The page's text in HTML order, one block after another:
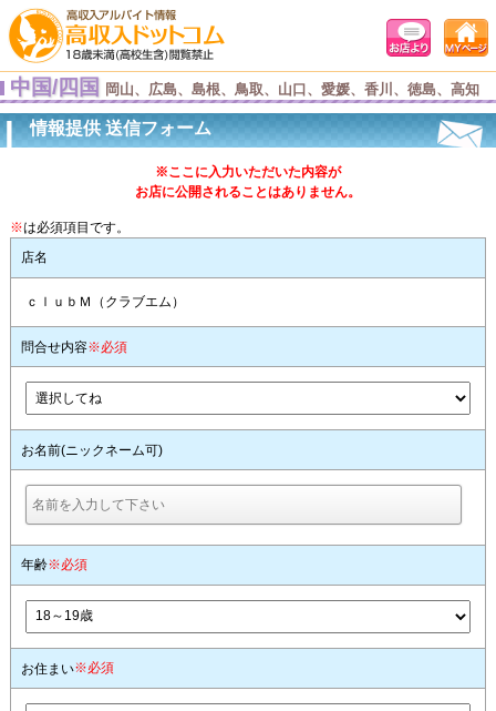
中国/四国 岡山、広島、島根、鳥取、山口、愛媛、香川、徳島、高知
情報提供 送信フォーム
※ここに入力いただいた内容が
お店に公開されることはありません。
※は必須項目です。
店名
ｃｌｕｂＭ（クラブエム）
問合せ内容※必須
お名前(ニックネーム可)
年齢※必須
お住まい※必須